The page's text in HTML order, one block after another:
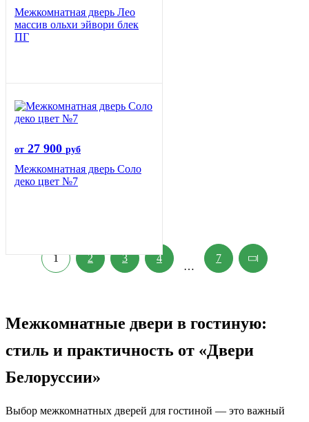
Межкомнатная дверь Лео
массив ольхи эйвори блек
ПГ
от 27 900 руб
Межкомнатная дверь Соло
деко цвет №7
1 2 3 4
…
7
Межкомнатные двери в гостиную:
стиль и практичность от «Двери
Белоруссии»
Выбор межкомнатных дверей для гостиной — это важный